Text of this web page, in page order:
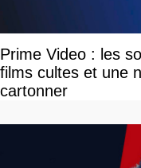
Prime Video : les
films cultes et une
cartonner